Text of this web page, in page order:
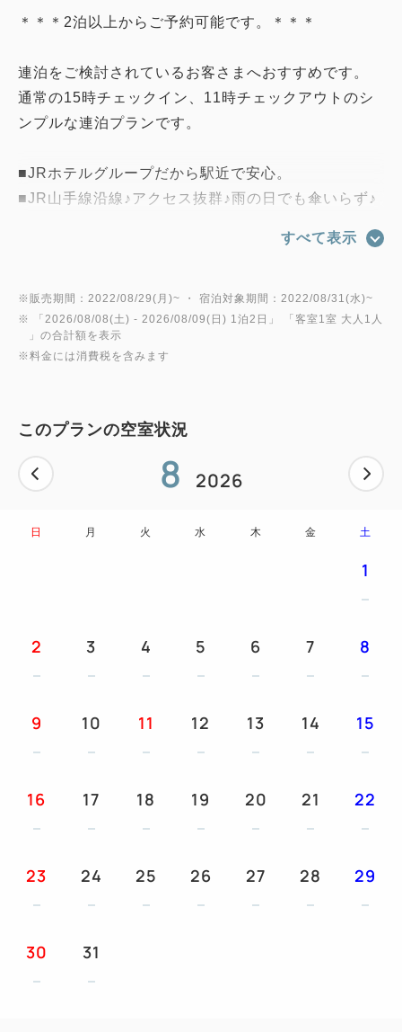
＊＊＊2泊以上からご予約可能です。＊＊＊
連泊をご検討されているお客さまへおすすめです。
通常の15時チェックイン、11時チェックアウトのシ
ンプルな連泊プランです。
■JRホテルグループだから駅近で安心。
■JR山手線沿線♪アクセス抜群♪雨の日でも傘いらず♪
お食事券は下記いずれかの店舗でご利用いただけま
す。
会場：「ドトールコーヒー目白駅前店」※ホテルより
21：00
営業時間：平日 6：30 ～ 22：00 / 土日祝 7：00 ～
フード・ドリンクなどを組み合わせて1,200円(税込)
尚、追加精算が発生した場合は、お客様負担となりま
サイト 朝食ページからも朝食のご案内をご覧いただ
けます。
用はできません。
添い寝はベッド1台につき最大1名までご利用いた
だけます。
同料金です。
■ＪＲ目白駅 徒歩1分
■地下鉄雑司ヶ谷駅 徒歩9分
すべて表示
※販売期間：2022/08/29(月)~ ・ 宿泊対象期間：2022/08/31(水)~
※ 「 2026/08/08(土) - 2026/08/09(日) 1泊2日 」 「客室1室 大人1人
」の合計額を表示
※料金には消費税を含みます
このプランの空室状況
8 2026
日 月 火 水 木 金 土
1
2 3 4 5 6 7 8
9 10 11 12 13 14 15
16 17 18 19 20 21 22
23 24 25 26 27 28 29
30 31